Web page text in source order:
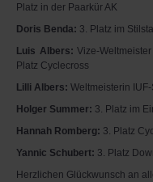
Platz in der Paarkür AK
Doris Benda: 3. Platz im
Luis Albers: Vize-
Platz Cyclecross
Lilli Albers: Weltmeisterin
Holger Summer: 3. Platz im
Hannah Romberg: 3. Platz
Yannic Schubert: 3. Platz
Herzlichen Glückwunsch an